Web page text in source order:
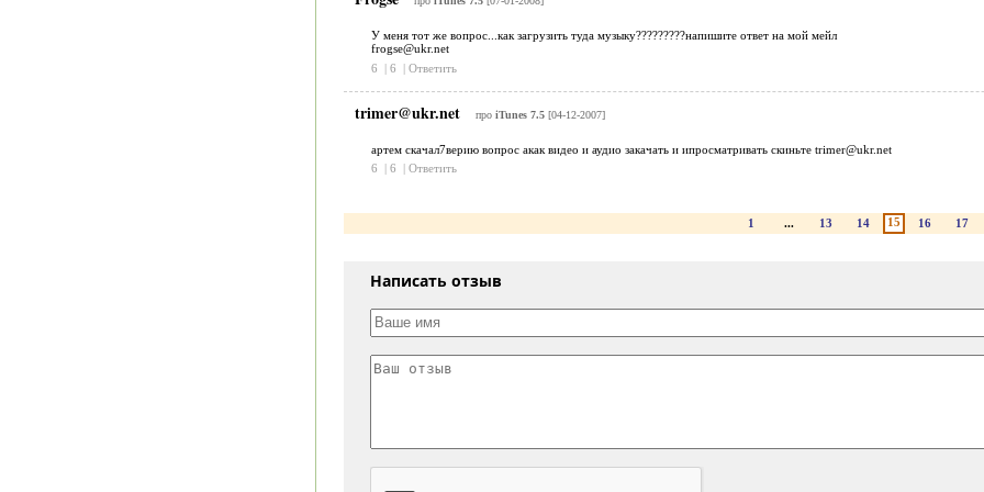
У меня тот же вопрос...как загрузить туда музыку?????????напишите ответ на мой мейл
frogse@ukr.net
6
| 6 | Ответить
trimer@ukr.net про iTunes 7.5[04-12-2007]
артем скачал7верию вопрос акак видео и аудио закачать и ипросматривать скиньте trimer@ukr.net
6
| 6 | Ответить
1 ... 13 14 15 16 17
Написать отзыв